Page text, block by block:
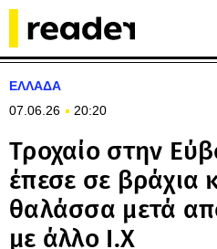
ΕΛΛΑΔΑ
07.06.26
20:20
Τροχαίο στην
έπεσε σε βράχια
θαλάσσα μετά
με άλλο Ι.Χ